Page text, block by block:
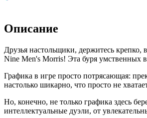
Описание
Друзья настольщики, держитесь крепко,
Nine Men's Morris! Эта буря умственных
Графика в игре просто потрясающая:
настолько шикарно, что просто не
Но, конечно, не только графика здесь
интеллектуальные дуэли, от